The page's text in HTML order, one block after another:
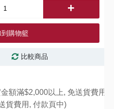
+
到購物籃
比較商品
額滿$2,000以上, 免送貨費用,
貨費用, 付款頁中)